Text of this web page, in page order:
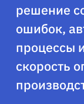
решение
ошибок,
процессы
скорость